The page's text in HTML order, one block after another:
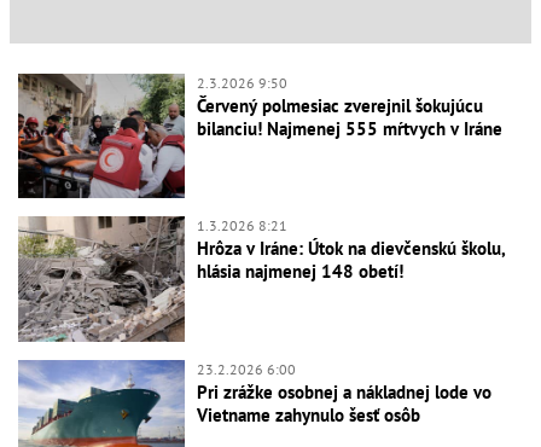
2.3.2026 9:50
Červený polmesiac zverejnil šokujúcu
bilanciu! Najmenej 555 mŕtvych v Iráne
1.3.2026 8:21
Hrôza v Iráne: Útok na dievčenskú školu,
hlásia najmenej 148 obetí!
23.2.2026 6:00
Pri zrážke osobnej a nákladnej lode vo
Vietname zahynulo šesť osôb